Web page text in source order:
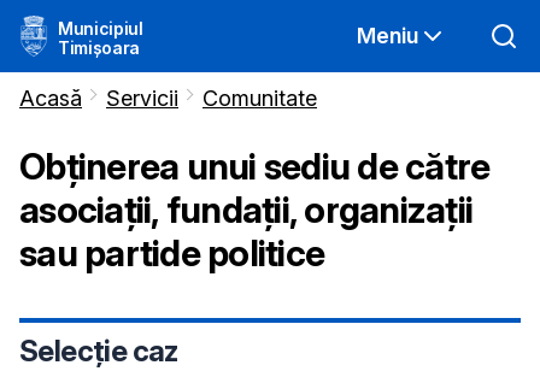
Municipiul
Timișoara
Meniu
Acasă Servicii Comunitate
Obținerea unui sediu de către
asociații, fundații, organizații
sau partide politice
Selecție caz